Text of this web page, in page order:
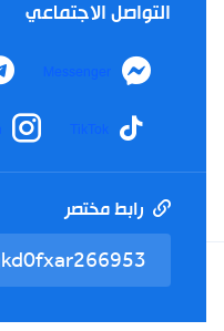
الأحكام والشروط
اتصل بنا
التواصل الاجتماعي
Messenger
TikTok
رابط مختصر